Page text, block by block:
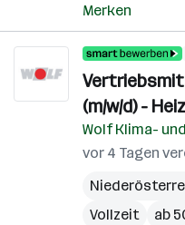
Merken
(m/w/d) -
Wolf Klima-
vor 4 Tagen
Vollzeit
ab